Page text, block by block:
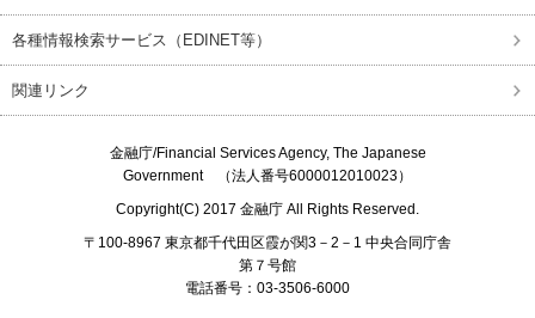
各種情報検索サービス（EDINET等）
関連リンク
金融庁/Financial Services Agency, The Japanese
Government（法人番号6000012010023）
Copyright(C) 2017 金融庁 All Rights Reserved.
〒100-8967 東京都千代田区霞が関3－2－1 中央合同庁舎
第７号館
電話番号：03-3506-6000